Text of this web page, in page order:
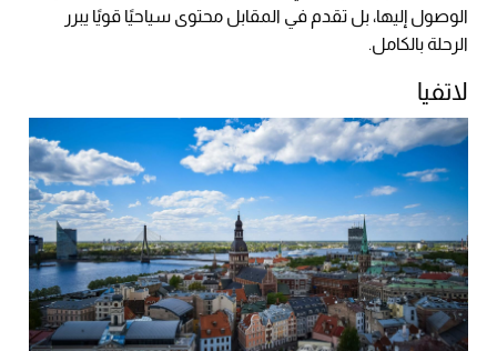
الوصول إليها، بل تقدم في المقابل محتوى سياحيًا قويًا يبرر
الرحلة بالكامل.
لاتفيا